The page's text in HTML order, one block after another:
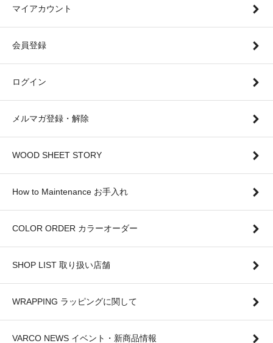
マイアカウント
会員登録
ログイン
メルマガ登録・解除
WOOD SHEET STORY
How to Maintenance お手入れ
COLOR ORDER カラーオーダー
SHOP LIST 取り扱い店舗
WRAPPING ラッピングに関して
VARCO NEWS イベント・新商品情報